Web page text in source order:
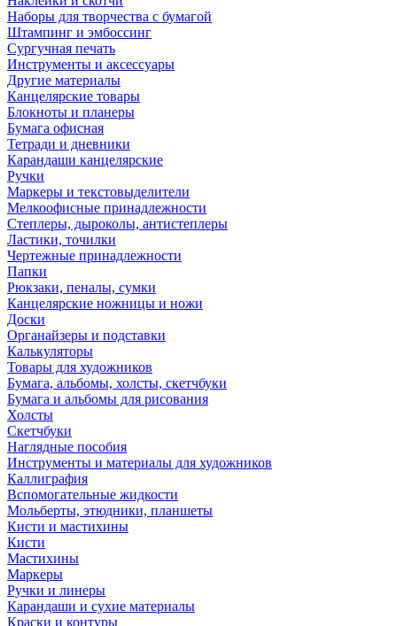
Наборы для творчества с бумагой
Штампинг и эмбоссинг
Сургучная печать
Инструменты и аксессуары
Другие материалы
Канцелярские товары
Блокноты и планеры
Бумага офисная
Тетради и дневники
Карандаши канцелярские
Ручки
Маркеры и текстовыделители
Мелкоофисные принадлежности
Степлеры, дыроколы, антистеплеры
Ластики, точилки
Чертежные принадлежности
Папки
Рюкзаки, пеналы, сумки
Канцелярские ножницы и ножи
Доски
Органайзеры и подставки
Калькуляторы
Товары для художников
Бумага, альбомы, холсты, скетчбуки
Бумага и альбомы для рисования
Холсты
Скетчбуки
Наглядные пособия
Инструменты и материалы для художников
Каллиграфия
Вспомогательные жидкости
Мольберты, этюдники, планшеты
Кисти и мастихины
Кисти
Мастихины
Маркеры
Ручки и линеры
Карандаши и сухие материалы
Краски и контуры